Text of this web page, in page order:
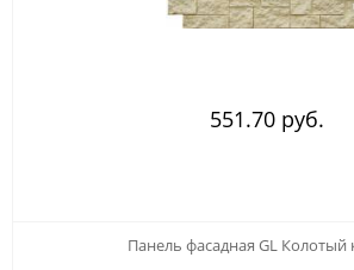
551.70 руб.
Панель фасадная GL Колотый